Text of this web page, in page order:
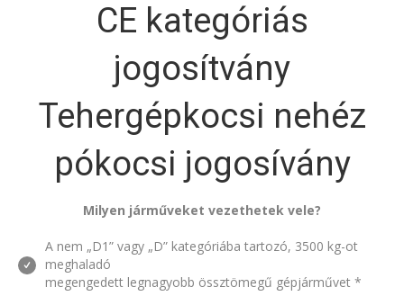
CE kategóriás
jogosítvány
Tehergépkocsi nehéz
pókocsi jogosívány
Milyen járműveket vezethetek vele?
A nem „D1” vagy „D” kategóriába tartozó, 3500 kg-ot
meghaladó
megengedett legnagyobb össztömegű gépjárművet *